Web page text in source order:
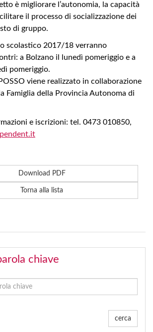
è migliorare l’autonomia, la capacità
il processo di socializzazione dei
di gruppo.
scolastico 2017/18 verranno
a Bolzano il lunedì pomeriggio e a
pomeriggio.
viene realizzato in collaborazione
Famiglia della Provincia Autonoma di
e iscrizioni: tel. 0473 010850,
Download PDF
Torna alla lista
chiave
cerca